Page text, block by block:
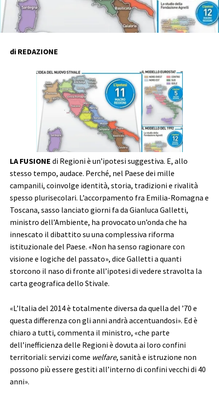
di REDAZIONE
LA FUSIONE di Regioni è un’ipotesi suggestiva. E, allo
stesso tempo, audace. Perché, nel Paese dei mille
campanili, coinvolge identità, storia, tradizioni e rivalità
spesso plurisecolari. L’accorpamento fra Emilia-Romagna e
Toscana, sasso lanciato giorni fa da Gianluca Galletti,
ministro dell’Ambiente, ha provocato un’onda che ha
innescato il dibattito su una complessiva riforma
istituzionale del Paese. «Non ha senso ragionare con
visione e logiche del passato», dice Galletti a quanti
storcono il naso di fronte all’ipotesi di vedere stravolta la
carta geografica dello Stivale.
«L’Italia del 2014 è totalmente diversa da quella del ’70 e
questa differenza con gli anni andrà accentuandosi». Ed è
chiaro a tutti, commenta il ministro, «che parte
dell’inefficienza delle Regioni è dovuta ai loro confini
territoriali: servizi come welfare, sanità e istruzione non
possono più essere gestiti all’interno di confini vecchi di 40
anni».